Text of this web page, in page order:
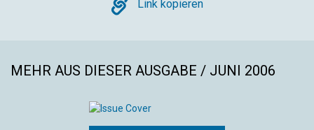
Copy
Link kopieren
MEHR AUS DIESER AUSGABE / JUNI 2006